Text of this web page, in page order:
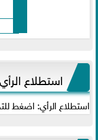
استطلاع الرأي
استطلاع الرأي: اضغط